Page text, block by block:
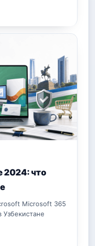
2024: что
Microsoft 365